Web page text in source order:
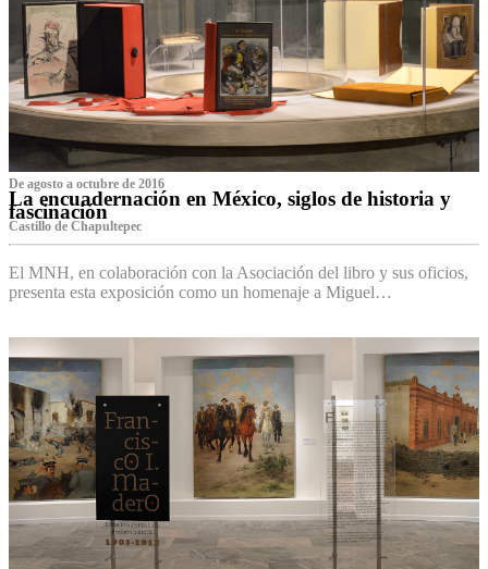
De agosto a octubre de 2016
La encuadernación en México, siglos de historia y
fascinación
Castillo de Chapultepec
El MNH, en colaboración con la Asociación del libro y sus oficios,
presenta esta exposición como un homenaje a Miguel…